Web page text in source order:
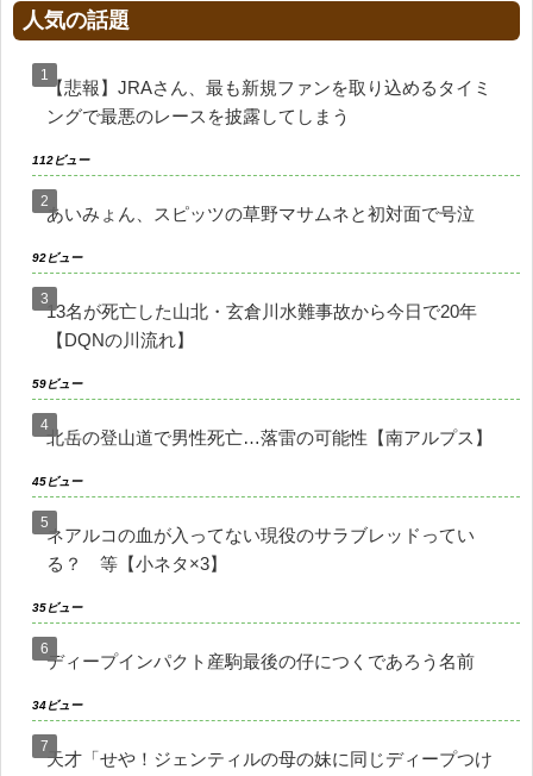
人気の話題
【悲報】JRAさん、最も新規ファンを取り込めるタイミ
ングで最悪のレースを披露してしまう
112ビュー
あいみょん、スピッツの草野マサムネと初対面で号泣
92ビュー
13名が死亡した山北・玄倉川水難事故から今日で20年
【DQNの川流れ】
59ビュー
北岳の登山道で男性死亡…落雷の可能性【南アルプス】
45ビュー
ネアルコの血が入ってない現役のサラブレッドってい
る？ 等【小ネタ×3】
35ビュー
ディープインパクト産駒最後の仔につくであろう名前
34ビュー
天才「せや！ジェンティルの母の妹に同じディープつけ